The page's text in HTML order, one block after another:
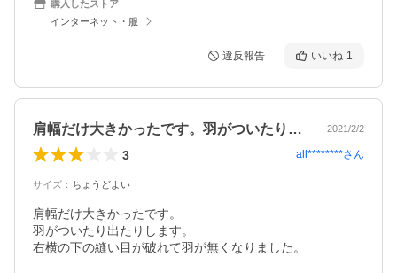
購入したストア
インターネット・服
違反報告 いいね 1
肩幅だけ大きかったです。羽がついたり出… 2021/2/2
3 all********さん
サイズ ： ちょうどよい
肩幅だけ大きかったです。
羽がついたり出たりします。
右横の下の縫い目が破れて羽が無くなりました。